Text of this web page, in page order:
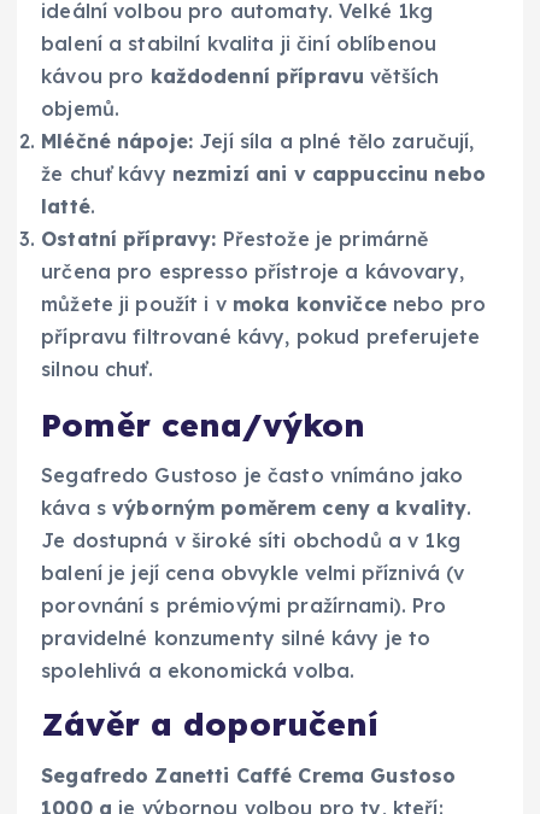
ideální volbou pro automaty. Velké 1kg
balení a stabilní kvalita ji činí oblíbenou
kávou pro každodenní přípravu větších
objemů.
Mléčné nápoje: Její síla a plné tělo zaručují,
že chuť kávy nezmizí ani v cappuccinu nebo
latté.
Ostatní přípravy: Přestože je primárně
určena pro espresso přístroje a kávovary,
můžete ji použít i v moka konvičcenebo pro
přípravu filtrované kávy, pokud preferujete
silnou chuť.
Poměr cena/výkon
Segafredo Gustoso je často vnímáno jako
káva svýborným poměrem ceny a kvality.
Je dostupná v široké síti obchodů a v 1kg
balení je její cena obvykle velmi příznivá (v
porovnání s prémiovými pražírnami). Pro
pravidelné konzumenty silné kávy je to
spolehlivá a ekonomická volba.
Závěr a doporučení
Segafredo Zanetti Caffé Crema Gustoso
1000 g je výbornou volbou pro ty, kteří: